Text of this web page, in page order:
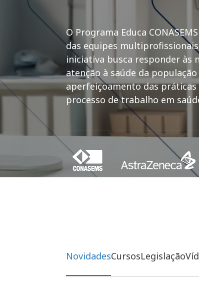
O Programa Educa
das equipes
iniciativa busca responder às
atenção à saúde da
aperfeiçoamento das
processo de trabalho em
NovidadesCursosLegislação